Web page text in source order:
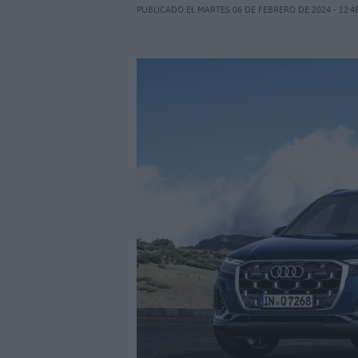
PUBLICADO EL MARTES 06 DE FEBRERO DE 2024 -